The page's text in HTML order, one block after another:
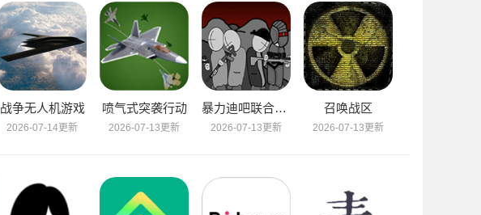
战争无人机游戏
2026-07-14更新
喷气式突袭行动
2026-07-13更新
暴力迪吧联合计划
2026-07-13更新
召唤战区
2026-07-13更新